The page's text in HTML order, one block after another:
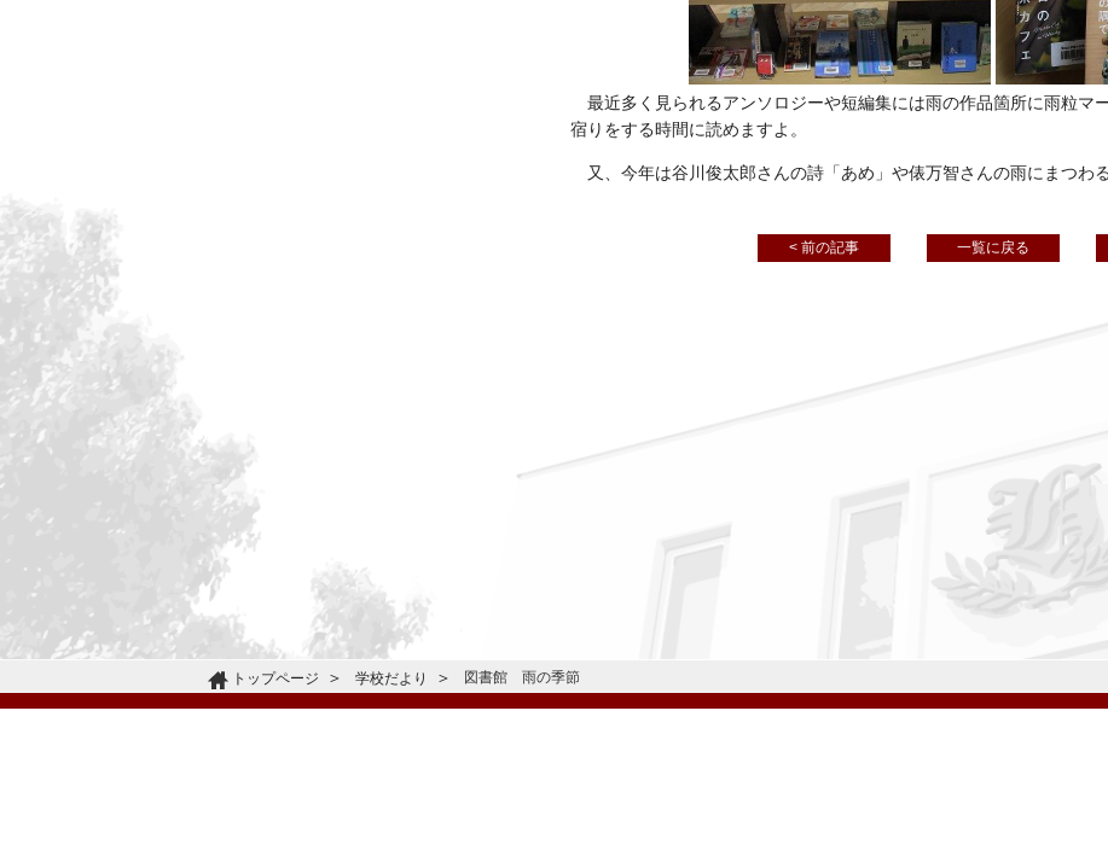
最近多く見られるアンソロジーや短編集には雨の作品箇所に雨粒マ
宿りをする時間に読めますよ。
又、今年は谷川俊太郎さんの詩「あめ」や俵万智さんの雨にまつわ
< 前の記事 一覧に戻る
トップページ 学校だより 図書館 雨の季節